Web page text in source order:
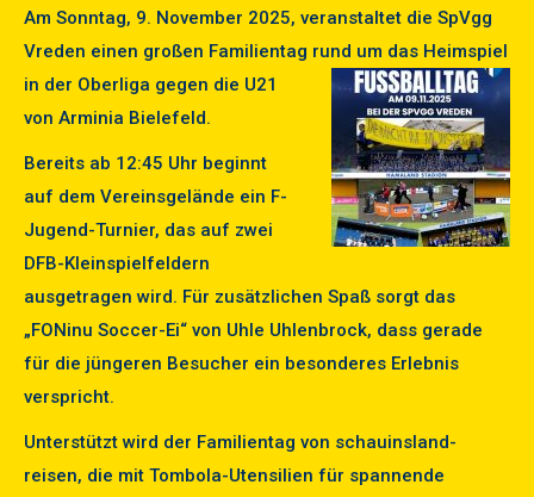
Am Sonntag, 9. November 2025, veranstaltet die SpVgg
Vreden einen großen Familientag rund um das Heimspiel
in der Oberliga gegen die U21
von Arminia Bielefeld.
Bereits ab 12:45 Uhr beginnt
auf dem Vereinsgelände ein F-
Jugend-Turnier, das auf zwei
DFB-Kleinspielfeldern
ausgetragen wird. Für zusätzlichen Spaß sorgt das
„FONinu Soccer-Ei“ von Uhle Uhlenbrock, dass gerade
für die jüngeren Besucher ein besonderes Erlebnis
verspricht.
Unterstützt wird der Familientag von schauinsland-
reisen, die mit Tombola-Utensilien für spannende